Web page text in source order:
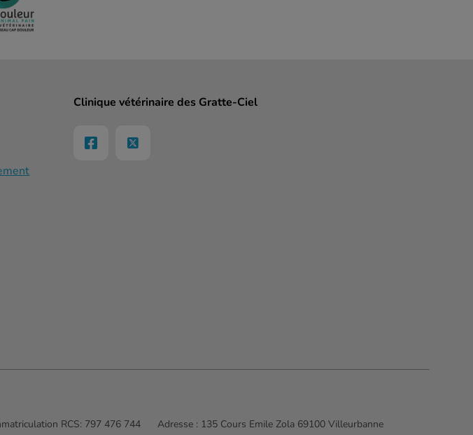
Clinique vétérinaire des Gratte-Ciel
RCS: 797 476 744 Adresse : 135 Cours Emile Zola 69100 Villeurbanne